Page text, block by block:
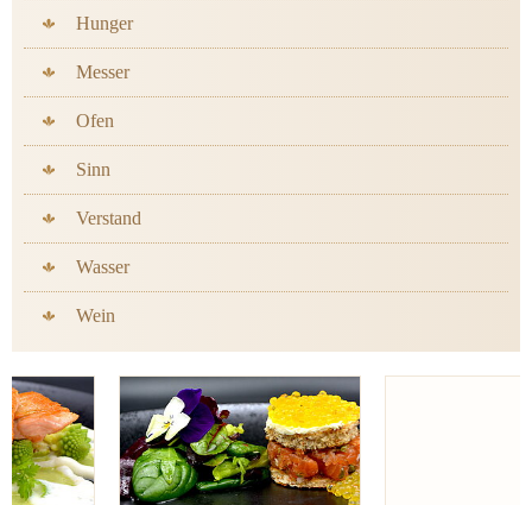
Hunger
Messer
Ofen
Sinn
Verstand
Wasser
Wein